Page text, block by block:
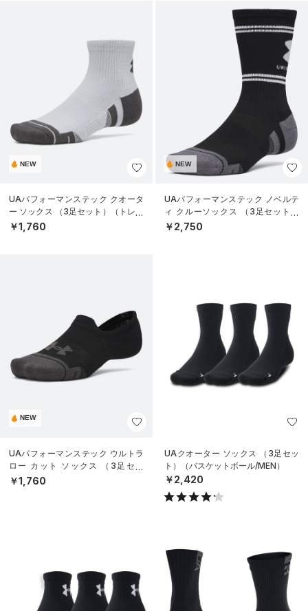
NEW
UAパフォーマンステック クオータ
ー ソックス （3足セット）（トレー
ニング/UNISEX）
￥1,760
NEW
UAパフォーマンステック ノベルテ
ィ クルーソックス （3足セット）
（トレーニング/UNISEX）
￥2,750
NEW
UAパフォーマンステック ウルトラ
ロー カット ソックス （3足セッ
ト）（トレーニング/UNISEX）
￥1,760
UAクオーター ソックス （3足セッ
ト）（バスケットボール/MEN）
￥2,420